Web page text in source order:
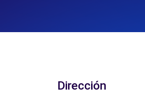
Dirección